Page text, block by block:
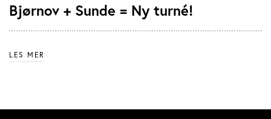
Bjørnov + Sunde = Ny turné!
LES MER